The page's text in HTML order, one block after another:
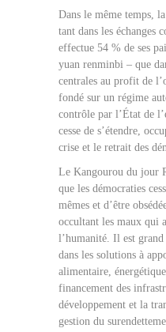
Dans le même temps,
tant dans les échanges
effectue 54 % de ses
yuan renminbi – que
centrales au profit de
fondé sur un régime
contrôle par l’État de
cesse de s’étendre,
crise et le retrait des
Le Kangourou du jour
que les démocraties
mêmes et d’être
occultant les maux qui
l’humanité. Il est grand
dans les solutions à
alimentaire,
financement des
développement et la
gestion du